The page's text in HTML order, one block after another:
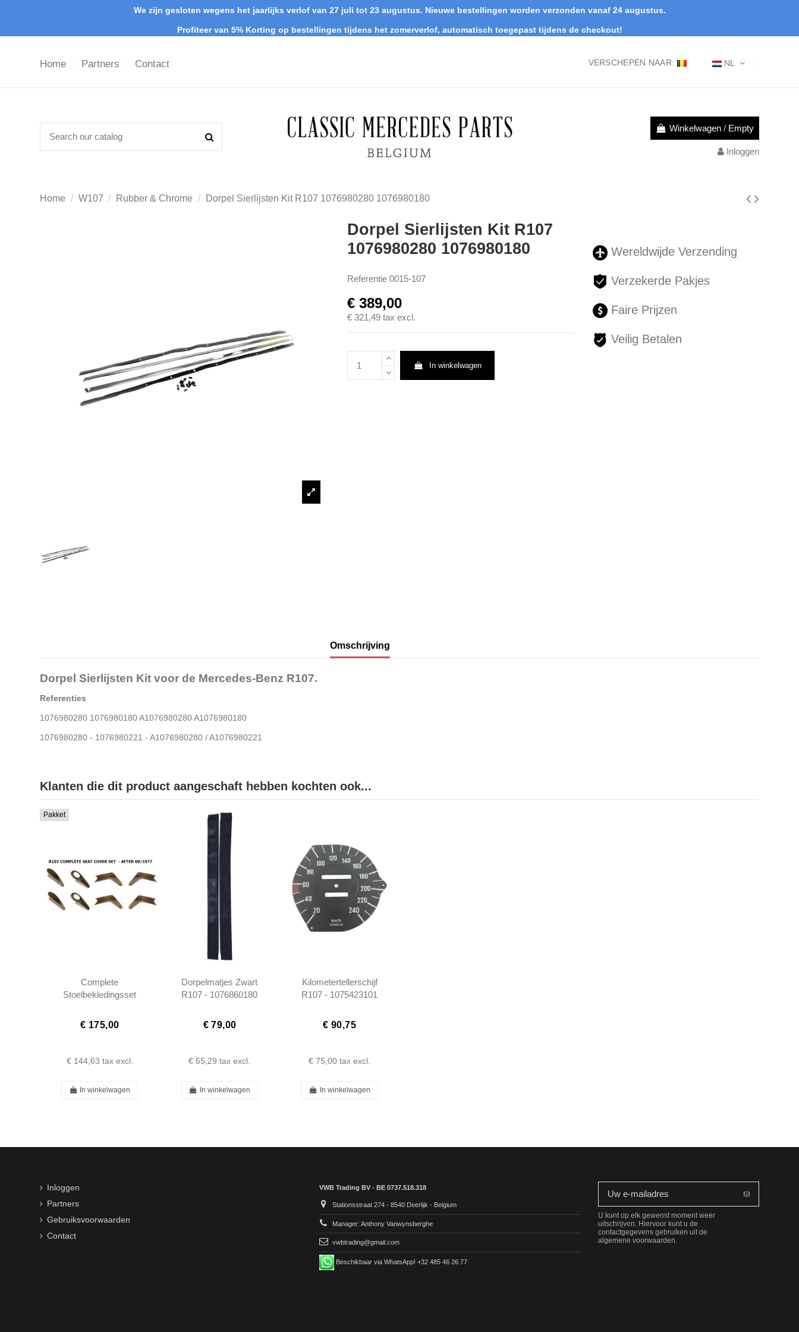
We zijn gesloten wegens het jaarlijks verlof van 27 juli tot 23 augustus. Nieuwe bestellingen worden verzonden vanaf 24 augustus.
Profiteer van 5% Korting op bestellingen tijdens het zomerverlof, automatisch toegepast tijdens de checkout!
Home Partners Contact NL
VERSCHEPEN NAAR:
Winkelwagen / Empty
Inloggen
Home W107 Rubber & Chrome Dorpel Sierlijsten Kit R107 1076980280 1076980180
Dorpel Sierlijsten Kit R107
1076980280 1076980180
Referentie 0015-107
€ 389,00
€ 321,49 tax excl.
In winkelwagen
Wereldwijde Verzending
Verzekerde Pakjes
Faire Prijzen
Veilig Betalen
Omschrijving
Dorpel Sierlijsten Kit voor de Mercedes-Benz R107.
Referenties
1076980280 1076980180 A1076980280 A1076980180
1076980280 - 1076980221 - A1076980280 / A1076980221
Klanten die dit product aangeschaft hebben kochten ook...
Pakket
Complete
Stoelbekledingsset
- 1079131328 -
1079131428 -...
€ 175,00
€ 144,63 tax excl.
In winkelwagen
Dorpelmatjes Zwart
R107 - 1076860180
€ 79,00
€ 65,29 tax excl.
In winkelwagen
Kilometertellerschijf
R107 - 1075423101
€ 90,75
€ 75,00 tax excl.
In winkelwagen
Inloggen
Partners
Gebruiksvoorwaarden
Contact
VWB Trading BV - BE 0737.518.318
Stationsstraat 274 - 8540 Deerlijk - Belgium
Manager: Anthony Vanwynsberghe
vwbtrading@gmail.com
Beschikbaar via WhatsApp! +32 485 46 26 77
U kunt op elk gewenst moment weer
uitschrijven. Hiervoor kunt u de
contactgegevens gebruiken uit de
algemene voorwaarden.